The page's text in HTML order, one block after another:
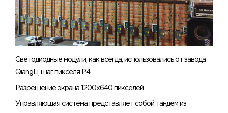
Светодиодные модули, как всегда, использовались от завода
QiangLi, шаг пикселя Р4.
Разрешение экрана 1200х640 пикселей
Управляющая система представляет собой тандем из